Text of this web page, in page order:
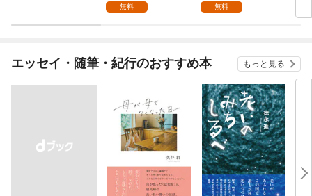
無料 無料
エッセイ・随筆・紀行のおすすめ本 もっと見る